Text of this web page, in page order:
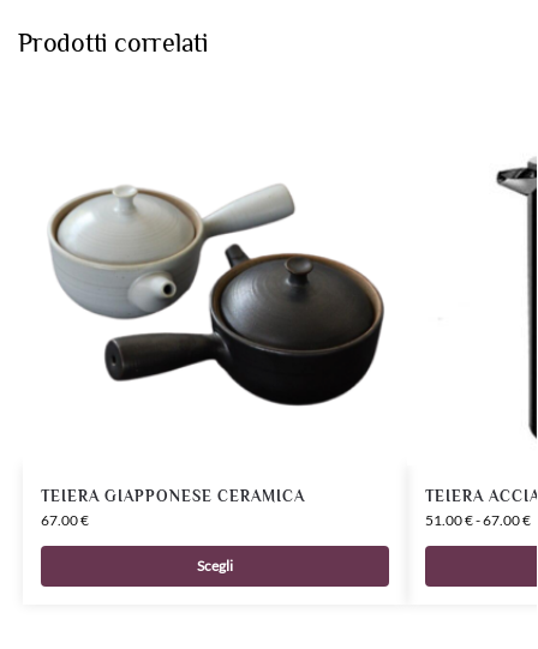
Prodotti correlati
TEIERA GIAPPONESE CERAMICA
67.00€
Scegli
TEIERA
51.00€-67.00€